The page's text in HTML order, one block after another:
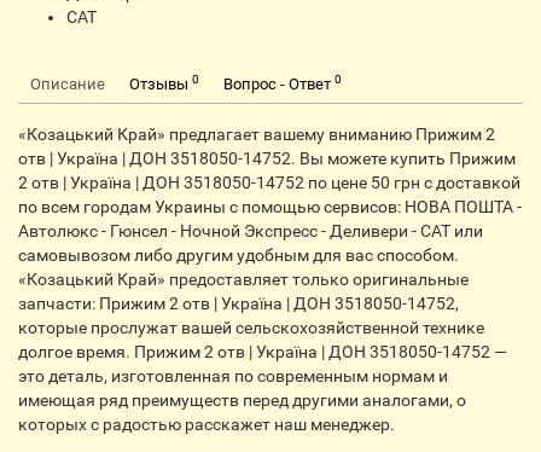
CАТ
Описание Отзывы 0 Вопрос - Ответ 0
«Козацький Край» предлагает вашему вниманию Прижим 2
отв | Україна | ДОН 3518050-14752. Вы можете купить Прижим
2 отв | Україна | ДОН 3518050-14752 по цене 50 грн с доставкой
по всем городам Украины с помощью сервисов: НОВА ПОШТА -
Автолюкс - Гюнсел - Ночной Экспресс - Деливери - САТ или
самовывозом либо другим удобным для вас способом.
«Козацький Край» предоставляет только оригинальные
запчасти: Прижим 2 отв | Україна | ДОН 3518050-14752,
которые прослужат вашей сельскохозяйственной технике
долгое время. Прижим 2 отв | Україна | ДОН 3518050-14752 —
это деталь, изготовленная по современным нормам и
имеющая ряд преимуществ перед другими аналогами, о
которых с радостью расскажет наш менеджер.